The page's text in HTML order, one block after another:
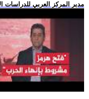
.. مدير المركز العربي